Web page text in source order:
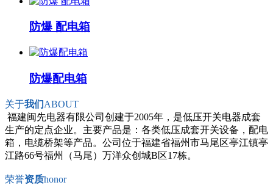
防爆 配电箱
防爆配电箱
关于我们ABOUT
福建闽先电器有限公司创建于2005年，是低压开关电器成套
生产的定点企业。主要产品是：各类低压成套开关设备，配电
箱，电缆桥架等产品。公司位于福建省福州市马尾区亭江镇亭
江路66号福州（马尾）万洋众创城B区17栋。
荣誉资质honor